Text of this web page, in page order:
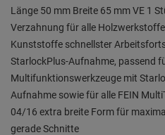
Länge 50 mm Breite 65 mm VE 1
Verzahnung für alle
Kunststoffe schnellster
StarlockPlus-Aufnahme, passend
Multifunktionswerkzeuge mit
Aufnahme sowie für alle FEIN
04/16 extra breite Form für
gerade Schnitte